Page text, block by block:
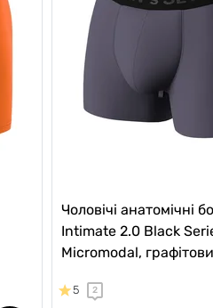
Чоловічі анатомічні
Intimate 2.0 Black
Micromodal,
5 2